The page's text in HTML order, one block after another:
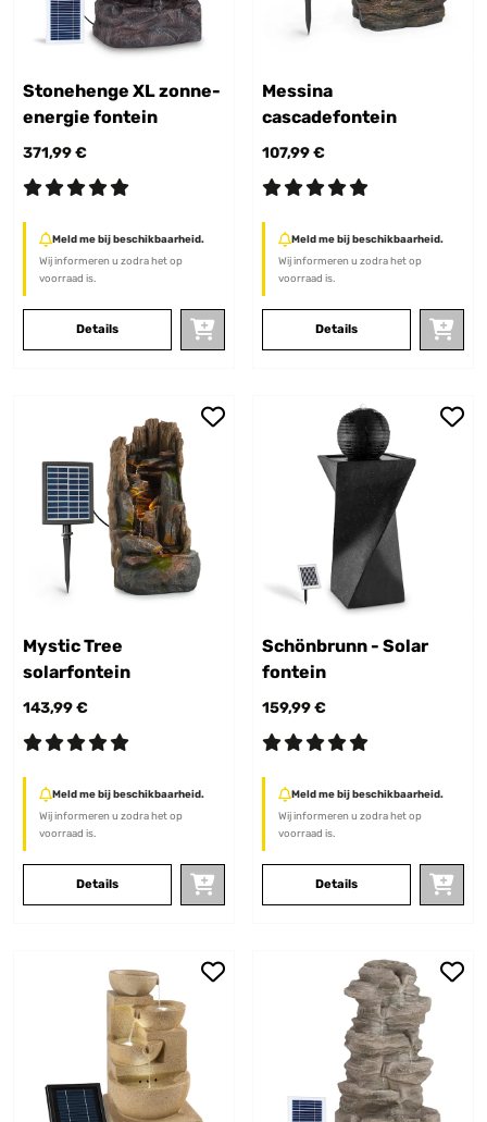
Stonehenge XL zonne-
energie fontein
371,99 €
Meld me bij beschikbaarheid.
Wij informeren u zodra het op
voorraad is.
Details
Messina
cascadefontein
107,99 €
Meld me bij beschikbaarheid.
Wij informeren u zodra het op
voorraad is.
Details
Mystic Tree
solarfontein
143,99 €
Meld me bij beschikbaarheid.
Wij informeren u zodra het op
voorraad is.
Details
Schönbrunn - Solar
fontein
159,99 €
Meld me bij beschikbaarheid.
Wij informeren u zodra het op
voorraad is.
Details